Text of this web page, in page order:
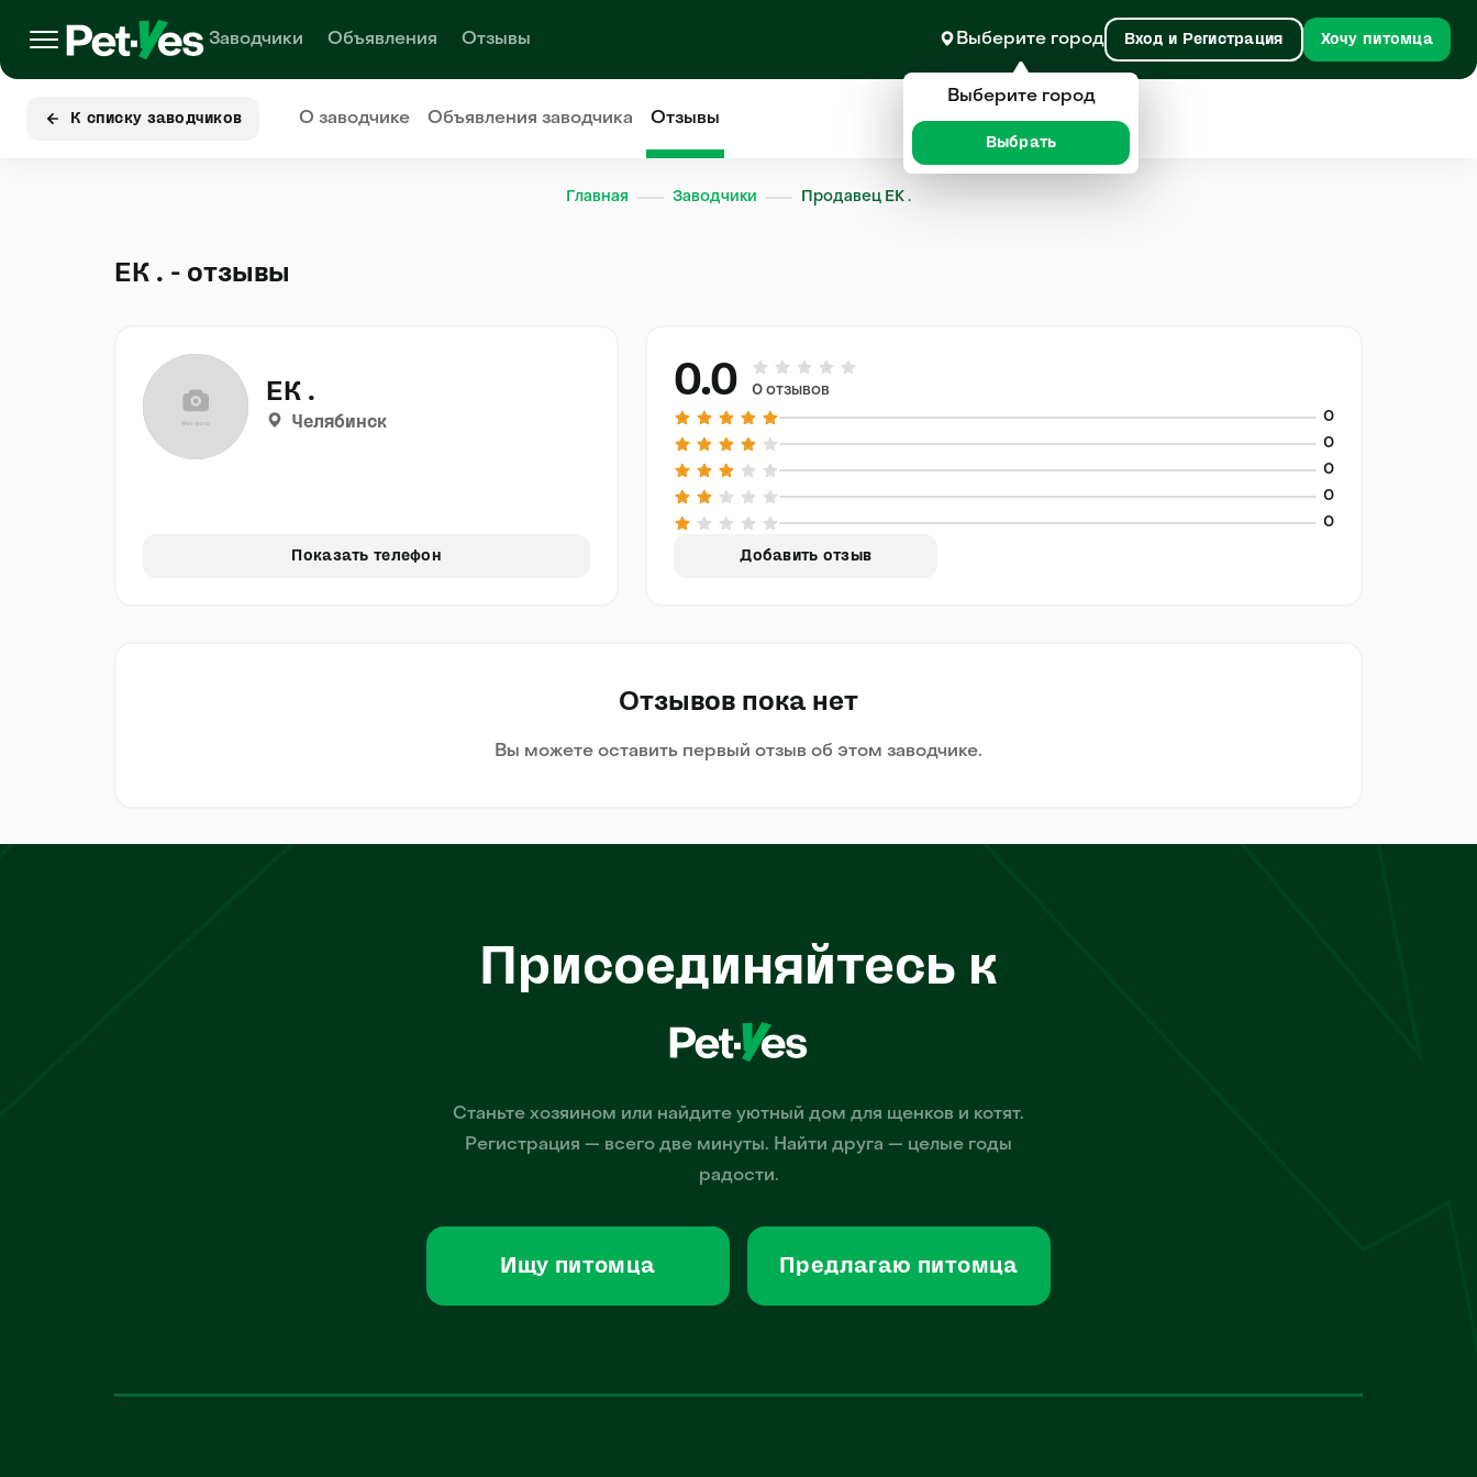
Заводчики Объявления Отзывы Выберите город Вход и Регистрация Хочу питомца
К списку заводчиков О заводчике Объявлениязаводчика Отзывы
Главная Заводчики Продавец ЕК .
ЕК . - отзывы
ЕК .
Челябинск
Показать телефон
0.0
0 отзывов
0
0
0
0
0
Добавить отзыв
Отзывов пока нет
Вы можете оставить первый отзыв об этом заводчике.
Присоединяйтесь к
Станьте хозяином или найдите уютный дом для щенков и котят.
Регистрация — всего две минуты. Найти друга — целые годы
радости.
Ищу питомца Предлагаю питомца
Выберите город
Выбрать